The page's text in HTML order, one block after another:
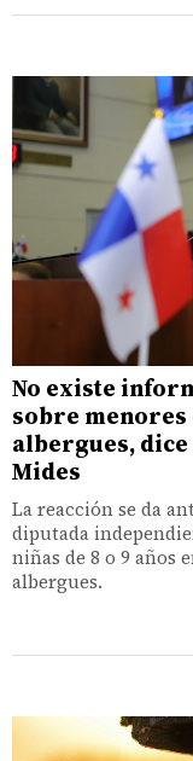
No existe
sobre menores
albergues,
Mides
La reacción se da
diputada
niñas de 8 o 9 años
albergues.